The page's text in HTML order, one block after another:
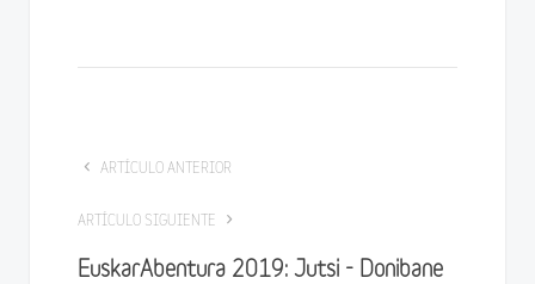
ARTÍCULO ANTERIOR
ARTÍCULO SIGUIENTE
EuskarAbentura 2019: Jutsi - Donibane